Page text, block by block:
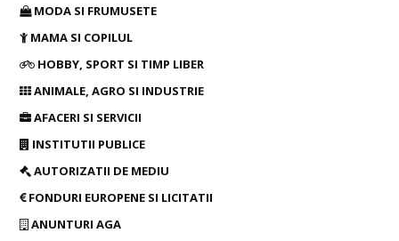
MODA SI FRUMUSETE
MAMA SI COPILUL
HOBBY, SPORT SI TIMP LIBER
ANIMALE, AGRO SI INDUSTRIE
AFACERI SI SERVICII
INSTITUTII PUBLICE
AUTORIZATII DE MEDIU
FONDURI EUROPENE SI LICITATII
ANUNTURI AGA